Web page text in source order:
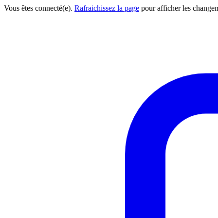
Vous êtes connecté(e). Rafraichissez la page pour afficher les